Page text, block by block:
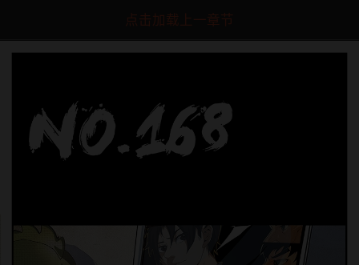
点击加载上一章节